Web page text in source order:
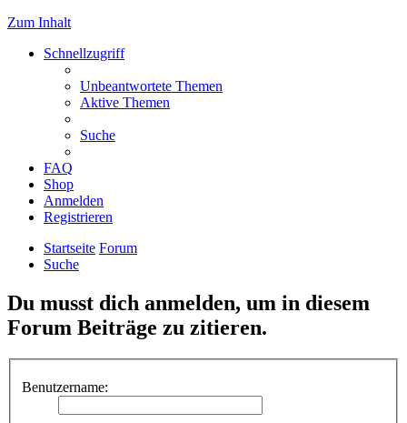
Zum Inhalt
Schnellzugriff
Unbeantwortete Themen
Aktive Themen
Suche
FAQ
Shop
Anmelden
Registrieren
Startseite Forum
Suche
Du musst dich anmelden, um in diesem
Forum Beiträge zu zitieren.
Benutzername: